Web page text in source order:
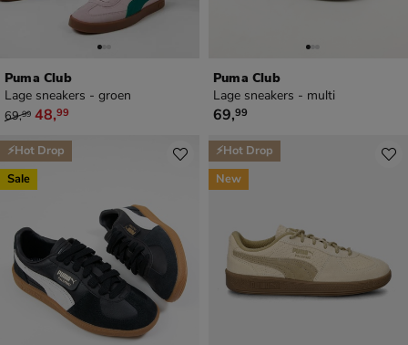
Puma Club
Lage sneakers - groen
van € 69,99 voor € 48,99
69,99 48,99
Puma Club
Lage sneakers - multi
€ 69,99
69,99
⚡Hot Drop
Sale
⚡Hot Drop
New